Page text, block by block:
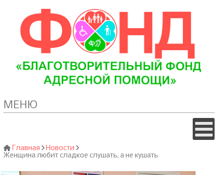
МЕНЮ
Главная
Новости
Женщина любит сладкое слушать, а не кушать